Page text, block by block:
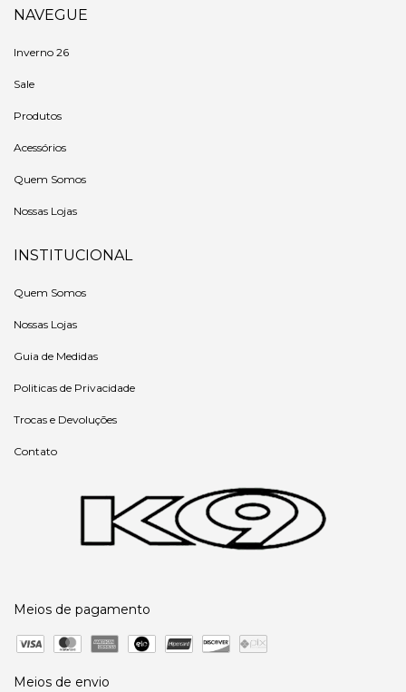
NAVEGUE
Inverno 26
Sale
Produtos
Acessórios
Quem Somos
Nossas Lojas
INSTITUCIONAL
Quem Somos
Nossas Lojas
Guia de Medidas
Politicas de Privacidade
Trocas e Devoluções
Contato
Meios de pagamento
Meios de envio